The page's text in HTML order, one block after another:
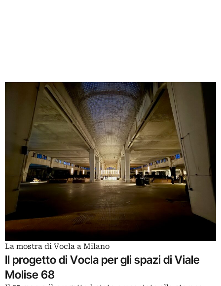
La mostra di Vocla a Milano
Il progetto di Vocla per gli spazi di Viale
Molise 68